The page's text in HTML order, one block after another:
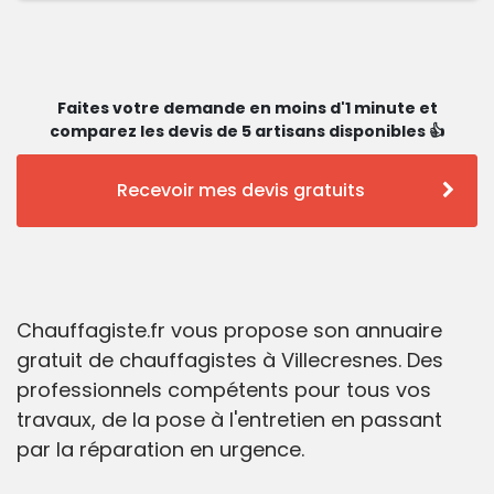
Faites votre demande en moins d'1 minute et
comparez les devis de 5 artisans disponibles 👍
Recevoir mes devis gratuits
Chauffagiste.fr vous propose son annuaire
gratuit de chauffagistes à Villecresnes. Des
professionnels compétents pour tous vos
travaux, de la pose à l'entretien en passant
par la réparation en urgence.